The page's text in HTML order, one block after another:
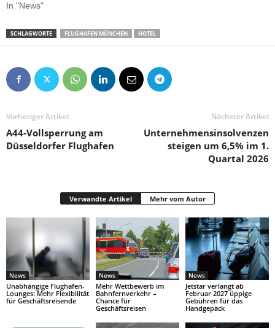
In "News"
SCHLAGWORTE FLUGHAFEN MÜNCHEN HOTEL
Vorheriger Artikel
A44-Vollsperrung am
Düsseldorfer Flughafen
Nächster Artikel
Unternehmensinsolvenzen
steigen um 6,5% im 1.
Quartal 2026
Verwandte Artikel Mehr vom Autor
News
Unabhängige Flughafen-
Lounges: Mehr Flexibilität
für Geschäftsreisende
News
Mehr Wettbewerb im
Bahnfernverkehr –
Chance für
Geschäftsreisen
News
Jetstar verlangt ab
Februar 2027 üppige
Gebühren für das
Handgepäck